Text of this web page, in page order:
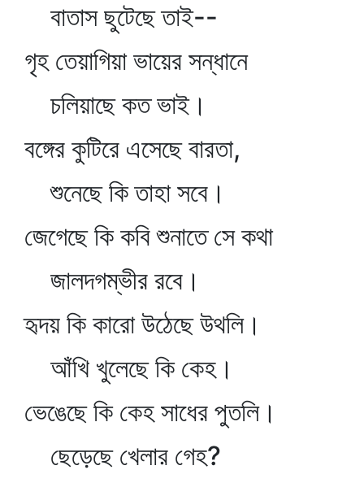
বাতাস ছুটেছে তাই--
গৃহ তেয়াগিয়া ভায়ের সন্ধানে
চলিয়াছে কত ভাই।
বঙ্গের কুটিরে এসেছে বারতা,
শুনেছে কি তাহা সবে।
জেগেছে কি কবি শুনাতে সে কথা
জালদগম্ভীর রবে।
হৃদয় কি কারো উঠেছে উথলি।
আঁখি খুলেছে কি কেহ।
ভেঙেছে কি কেহ সাধের পুতলি।
ছেড়েছে খেলার গেহ?